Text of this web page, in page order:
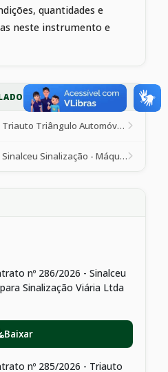
quantidades e
neste instrumento e
Contrato nº 285/2026 - Triauto Triângulo Automóveis Ltda
Contrato nº 286/2026 - Sinalceu Sinalização - Máquinas para Sinalização Viária Ltda ME
nº 286/2026 - Sinalceu
Sinalização Viária Ltda
Baixar
nº 285/2026 - Triauto